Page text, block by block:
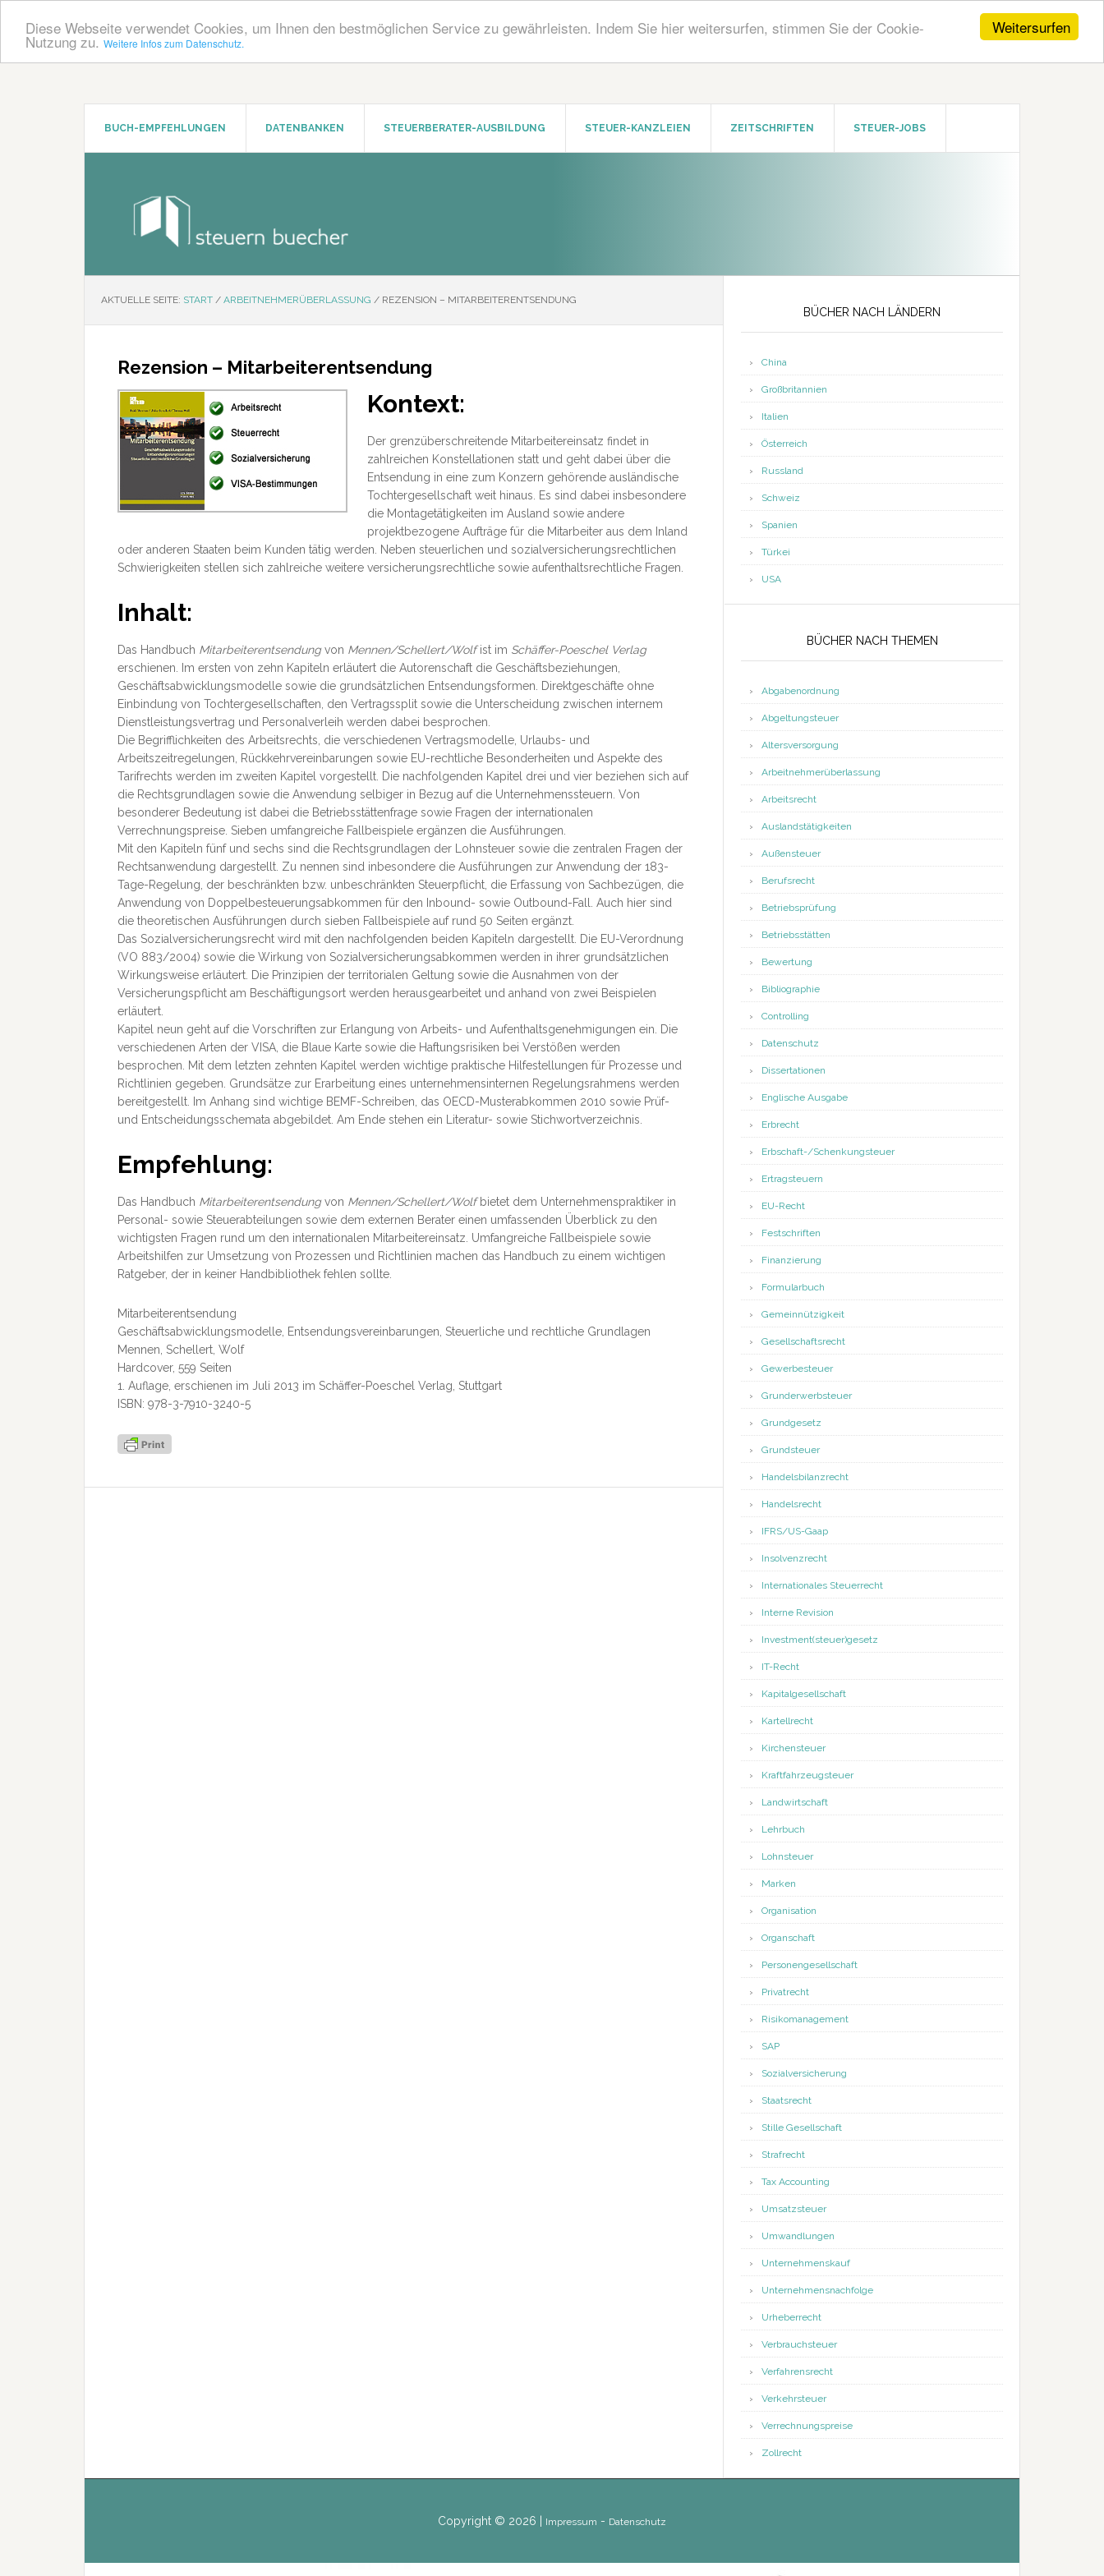
Weitersurfen
Diese Webseite verwendet Cookies, um Ihnen den bestmöglichen Service zu gewährleisten. Indem Sie hier weitersurfen, stimmen Sie der Cookie-
Nutzung zu. Weitere Infos zum Datenschutz.
Zum
Zur
BUCH-EMPFEHLUNGEN DATENBANKEN STEUERBERATER-AUSBILDUNG STEUER-KANZLEIEN ZEITSCHRIFTEN STEUER-JOBS
AKTUELLE SEITE: START / ARBEITNEHMERÜBERLASSUNG / REZENSION – MITARBEITERENTSENDUNG
Rezension – Mitarbeiterentsendung
Kontext:
Der grenzüberschreitende Mitarbeitereinsatz findet in
zahlreichen Konstellationen statt und geht dabei über die
Entsendung in eine zum Konzern gehörende ausländische
Tochtergesellschaft weit hinaus. Es sind dabei insbesondere
die Montagetätigkeiten im Ausland sowie andere
projektbezogene Aufträge für die Mitarbeiter aus dem Inland
oder anderen Staaten beim Kunden tätig werden. Neben steuerlichen und sozialversicherungsrechtlichen
Schwierigkeiten stellen sich zahlreiche weitere versicherungsrechtliche sowie aufenthaltsrechtliche Fragen.
Inhalt:
Das Handbuch Mitarbeiterentsendungvon Mennen/Schellert/Wolfist im Schäffer-Poeschel Verlag
erschienen. Im ersten von zehn Kapiteln erläutert die Autorenschaft die Geschäftsbeziehungen,
Geschäftsabwicklungsmodelle sowie die grundsätzlichen Entsendungsformen. Direktgeschäfte ohne
Einbindung von Tochtergesellschaften, den Vertragssplit sowie die Unterscheidung zwischen internem
Dienstleistungsvertrag und Personalverleih werden dabei besprochen.
Die Begrifflichkeiten des Arbeitsrechts, die verschiedenen Vertragsmodelle, Urlaubs- und
Arbeitszeitregelungen, Rückkehrvereinbarungen sowie EU-rechtliche Besonderheiten und Aspekte des
Tarifrechts werden im zweiten Kapitel vorgestellt. Die nachfolgenden Kapitel drei und vier beziehen sich auf
die Rechtsgrundlagen sowie die Anwendung selbiger in Bezug auf die Unternehmenssteuern. Von
besonderer Bedeutung ist dabei die Betriebsstättenfrage sowie Fragen der internationalen
Verrechnungspreise. Sieben umfangreiche Fallbeispiele ergänzen die Ausführungen.
Mit den Kapiteln fünf und sechs sind die Rechtsgrundlagen der Lohnsteuer sowie die zentralen Fragen der
Rechtsanwendung dargestellt. Zu nennen sind inbesondere die Ausführungen zur Anwendung der 183-
Tage-Regelung, der beschränkten bzw. unbeschränkten Steuerpflicht, die Erfassung von Sachbezügen, die
Anwendung von Doppelbesteuerungsabkommen für den Inbound- sowie Outbound-Fall. Auch hier sind
die theoretischen Ausführungen durch sieben Fallbeispiele auf rund 50 Seiten ergänzt.
Das Sozialversicherungsrecht wird mit den nachfolgenden beiden Kapiteln dargestellt. Die EU-Verordnung
(VO 883/2004) sowie die Wirkung von Sozialversicherungsabkommen werden in ihrer grundsätzlichen
Wirkungsweise erläutert. Die Prinzipien der territorialen Geltung sowie die Ausnahmen von der
Versicherungspflicht am Beschäftigungsort werden herausgearbeitet und anhand von zwei Beispielen
erläutert.
Kapitel neun geht auf die Vorschriften zur Erlangung von Arbeits- und Aufenthaltsgenehmigungen ein. Die
verschiedenen Arten der VISA, die Blaue Karte sowie die Haftungsrisiken bei Verstößen werden
besprochen. Mit dem letzten zehnten Kapitel werden wichtige praktische Hilfestellungen für Prozesse und
Richtlinien gegeben. Grundsätze zur Erarbeitung eines unternehmensinternen Regelungsrahmens werden
bereitgestellt. Im Anhang sind wichtige BEMF-Schreiben, das OECD-Musterabkommen 2010 sowie Prüf-
und Entscheidungsschemata abgebildet. Am Ende stehen ein Literatur- sowie Stichwortverzeichnis.
Empfehlung:
Das Handbuch Mitarbeiterentsendungvon Mennen/Schellert/Wolfbietet dem Unternehmenspraktiker in
Personal- sowie Steuerabteilungen sowie dem externen Berater einen umfassenden Überblick zu den
wichtigsten Fragen rund um den internationalen Mitarbeitereinsatz. Umfangreiche Fallbeispiele sowie
Arbeitshilfen zur Umsetzung von Prozessen und Richtlinien machen das Handbuch zu einem wichtigen
Ratgeber, der in keiner Handbibliothek fehlen sollte.
Mitarbeiterentsendung
Geschäftsabwicklungsmodelle, Entsendungsvereinbarungen, Steuerliche und rechtliche Grundlagen
Mennen, Schellert, Wolf
Hardcover, 559 Seiten
1. Auflage, erschienen im Juli 2013 im Schäffer-Poeschel Verlag, Stuttgart
ISBN: 978-3-7910-3240-5
BÜCHER NACH LÄNDERN
China
Großbritannien
Italien
Österreich
Russland
Schweiz
Spanien
Türkei
USA
BÜCHER NACH THEMEN
Abgabenordnung
Abgeltungsteuer
Altersversorgung
Arbeitnehmerüberlassung
Arbeitsrecht
Auslandstätigkeiten
Außensteuer
Berufsrecht
Betriebsprüfung
Betriebsstätten
Bewertung
Bibliographie
Controlling
Datenschutz
Dissertationen
Englische Ausgabe
Erbrecht
Erbschaft-/Schenkungsteuer
Ertragsteuern
EU-Recht
Festschriften
Finanzierung
Formularbuch
Gemeinnützigkeit
Gesellschaftsrecht
Gewerbesteuer
Grunderwerbsteuer
Grundgesetz
Grundsteuer
Handelsbilanzrecht
Handelsrecht
IFRS/US-Gaap
Insolvenzrecht
Internationales Steuerrecht
Interne Revision
Investment(steuer)gesetz
IT-Recht
Kapitalgesellschaft
Kartellrecht
Kirchensteuer
Kraftfahrzeugsteuer
Landwirtschaft
Lehrbuch
Lohnsteuer
Marken
Organisation
Organschaft
Personengesellschaft
Privatrecht
Risikomanagement
SAP
Sozialversicherung
Staatsrecht
Stille Gesellschaft
Strafrecht
Tax Accounting
Umsatzsteuer
Umwandlungen
Unternehmenskauf
Unternehmensnachfolge
Urheberrecht
Verbrauchsteuer
Verfahrensrecht
Verkehrsteuer
Verrechnungspreise
Zollrecht
Copyright © 2026 | Impressum - Datenschutz